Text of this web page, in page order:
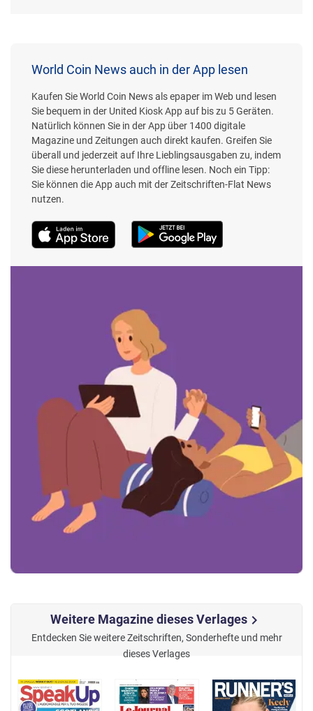
World Coin News auch in der App lesen
Kaufen Sie World Coin News als epaper im Web und lesen
Sie bequem in der United Kiosk App auf bis zu 5 Geräten.
Natürlich können Sie in der App über 1400 digitale
Magazine und Zeitungen auch direkt kaufen. Greifen Sie
überall und jederzeit auf Ihre Lieblingsausgaben zu, indem
Sie diese herunterladen und offline lesen. Noch ein Tipp:
Sie können die App auch mit der Zeitschriften-Flat News
nutzen.
Weitere Magazine dieses Verlageschevron_right
Entdecken Sie weitere Zeitschriften, Sonderhefte und mehr
dieses Verlages